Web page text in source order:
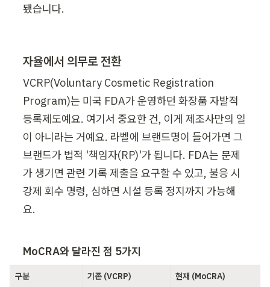
됐습니다.
자율에서 의무로 전환
VCRP(Voluntary Cosmetic Registration
Program)는 미국 FDA가 운영하던 화장품 자발적
등록제도예요. 여기서 중요한 건, 이게 제조사만의 일
이 아니라는 거예요. 라벨에 브랜드명이 들어가면 그
브랜드가 법적 '책임자(RP)'가 됩니다. FDA는 문제
가 생기면 관련 기록 제출을 요구할 수 있고, 불응 시
강제 회수 명령, 심하면 시설 등록 정지까지 가능해
요.
MoCRA와 달라진 점 5가지
구분 기존 (VCRP) 현재 (MoCRA)